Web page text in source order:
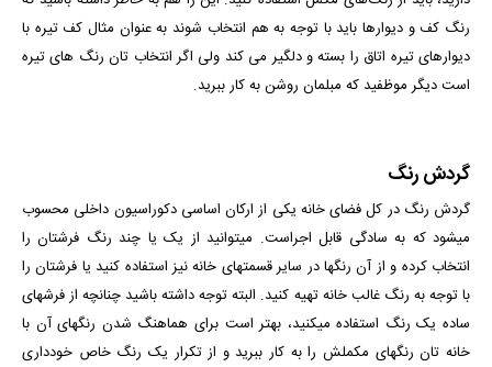
رنگ کف و دیوارها باید با توجه به هم انتخاب شوند به عنوان مثال کف تیره با
دیوارهای تیره اتاق را بسته و دلگیر می کند ولی اگر انتخاب تان رنگ های تیره
است دیگر موظفید که مبلمان روشن به کار ببرید.
گردش رنگ
گردش رنگ در کل فضای خانه یکی از ارکان اساسی دکوراسیون داخلی محسوب
می­شود که به سادگی قابل اجراست. می­توانید از یک یا چند رنگ فرش­تان را
انتخاب کرده و از آن رنگ­ها در سایر قسمت­های خانه نیز استفاده کنید یا فرشتان را
با توجه به رنگ غالب خانه تهیه کنید. البته توجه داشته باشید چنانچه از فرش­های
ساده یک رنگ استفاده می­کنید، بهتر است برای هماهنگ شدن رنگ­های آن با
خانه­ تان رنگ­های مکملش را به کار ببرید و از تکرار یک رنگ خاص خودداری